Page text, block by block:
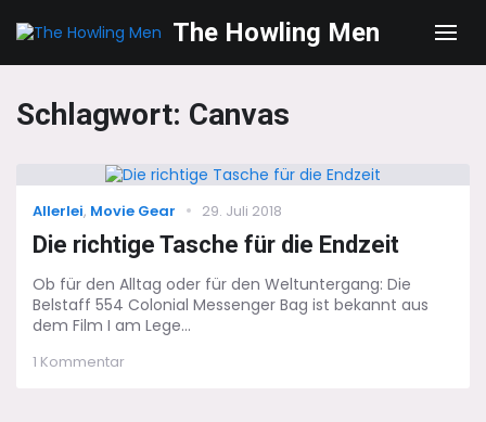
The Howling Men
Schlagwort: Canvas
Categories
Allerlei, Movie Gear
Posted
29. Juli 2018
Die richtige Tasche für die Endzeit
Ob für den Alltag oder für den Weltuntergang: Die
Belstaff 554 Colonial Messenger Bag ist bekannt aus
dem Film I am Lege...
1 Kommentarzu